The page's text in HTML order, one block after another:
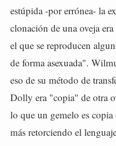
estúpida -por errónea- la
clonación de una oveja
el que se reproducen
de forma asexuada".
eso de su método de
Dolly era "copia" de otra
lo que un gemelo es
más retorciendo el